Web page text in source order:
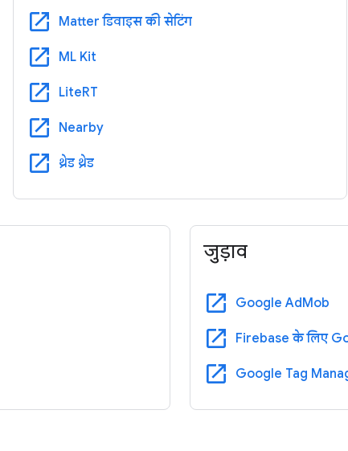
open_in_new Matter डिवाइस की सेटिंग
open_in_new ML Kit
open_in_new LiteRT
open_in_new Nearby
open_in_new थ्रेड थ्रेड
जुड़ाव
open_in_new Google AdMob
open_in_new Firebase के लिए
open_in_new Google Tag